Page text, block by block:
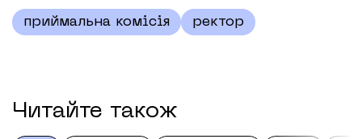
приймальна комісія ректор
Читайте також